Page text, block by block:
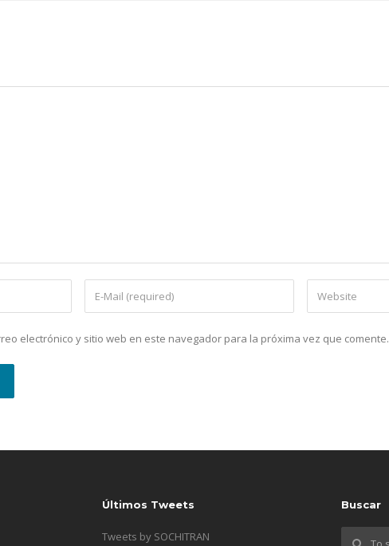
electrónico y sitio web en este navegador para la próxima vez que comente.
Últimos Tweets
Tweets by SOCHITRAN
Buscar